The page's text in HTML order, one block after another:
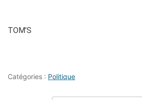
TOM’S
Catégories : Politique